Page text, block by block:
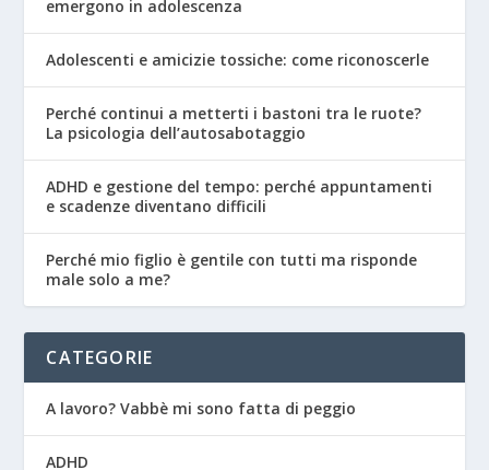
emergono in adolescenza
Adolescenti e amicizie tossiche: come riconoscerle
Perché continui a metterti i bastoni tra le ruote?
La psicologia dell’autosabotaggio
ADHD e gestione del tempo: perché appuntamenti
e scadenze diventano difficili
Perché mio figlio è gentile con tutti ma risponde
male solo a me?
CATEGORIE
A lavoro? Vabbè mi sono fatta di peggio
ADHD